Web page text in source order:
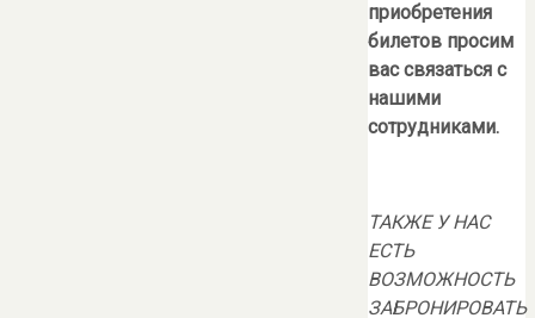
приобретения
билетов просим
вас связаться с
нашими
сотрудниками.
ТАКЖЕ У НАС
ЕСТЬ
ВОЗМОЖНОСТЬ
ЗАБРОНИРОВАТЬ